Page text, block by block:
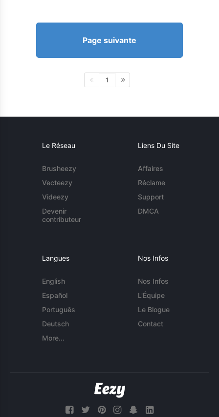
Page suivante
1
Le Réseau
Brusheezy
Vecteezy
Videezy
Devenir
contributeur
Liens Du Site
Affaires
Réclame
Support
DMCA
Langues
English
Español
Português
Deutsch
More...
Nos Infos
Nos Infos
L'Équipe
Le Blogue
Contact